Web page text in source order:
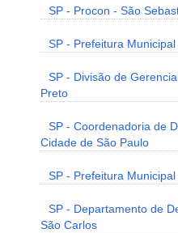
SP - Procon - São
SP - Prefeitura
SP - Divisão de
Preto
SP - Coordenadoria de
Cidade de São Paulo
SP - Prefeitura
SP - Departamento de
São Carlos